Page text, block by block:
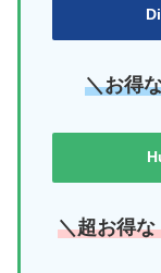
＼お得
＼超お得